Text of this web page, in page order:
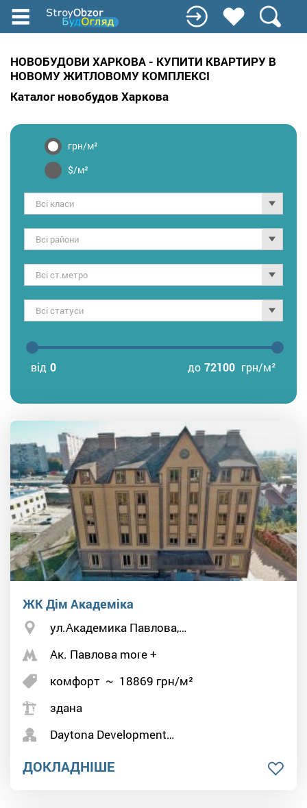
Перейти
до
вмісту
НОВОБУДОВИ ХАРКОВА - КУПИТИ КВАРТИРУ В
НОВОМУ ЖИТЛОВОМУ КОМПЛЕКСІ
Каталог новобудов Харкова
Всі класи
Всі райони
Всі ст.метро
Всі статуси
від 0 до 72100 грн/м²
грн/м²
$/м²
ЖК Дім Академіка
ул.Академика Павлова,…
Ак. Павлова more +
комфорт ~ 18869 грн/м²
здана
Daytona Development…
ДОКЛАДНІШЕ